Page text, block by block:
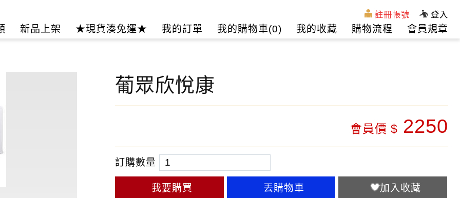
新品上架 ★現貨湊免運★ 我的訂單 我的購物車(0) 我的收藏 購物流程 會員規章
註冊帳號 登入
葡眾欣悅康
會員價 $ 2250
訂購數量
我要購買 丟購物車